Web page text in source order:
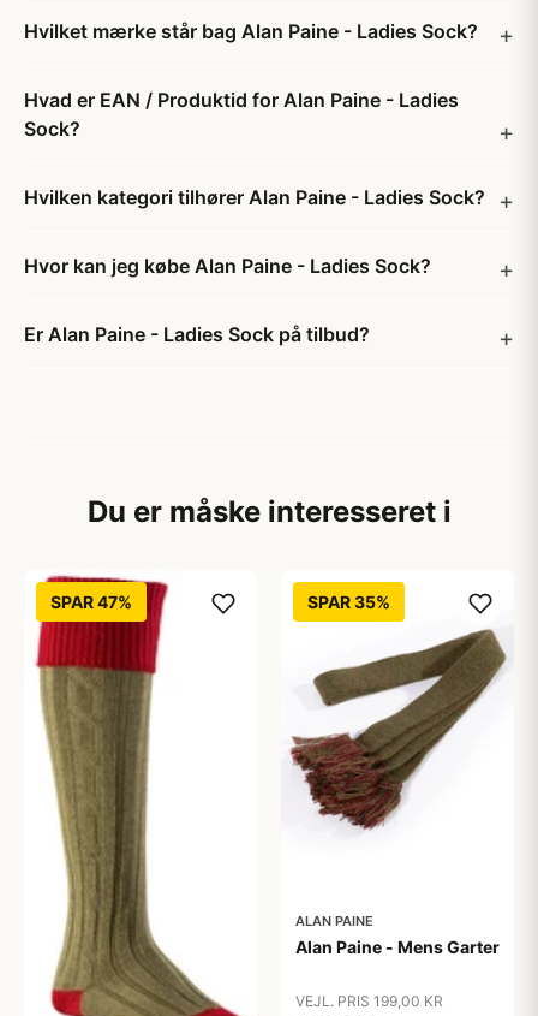
Hvilket mærke står bag Alan Paine - Ladies Sock?
Hvad er EAN / Produktid for Alan Paine - Ladies
Sock?
Hvilken kategori tilhører Alan Paine - Ladies Sock?
Hvor kan jeg købe Alan Paine - Ladies Sock?
Er Alan Paine - Ladies Sock på tilbud?
Du er måske interesseret i
SPAR 47% SPAR 35%
ALAN PAINE
Alan Paine - Mens Garter
VEJL. PRIS 199,00 KR